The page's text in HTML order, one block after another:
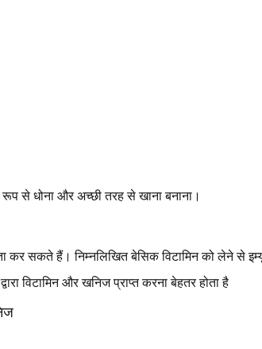
से धोना और अच्छी तरह से खाना बनाना।
कर सकते हैं। निम्नलिखित बेसिक विटामिन को लेने से
विटामिन और खनिज प्राप्त करना बेहतर होता है